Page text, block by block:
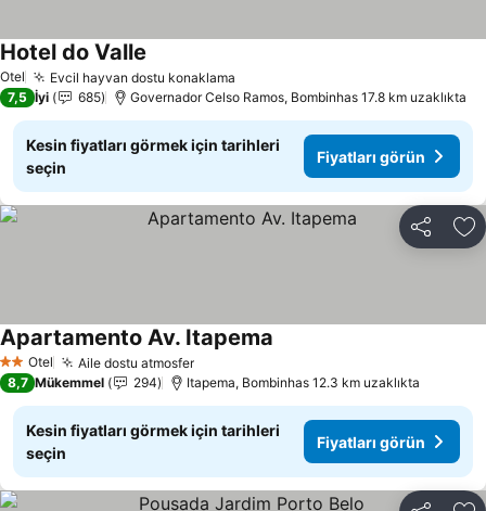
Otel Evcil hayvan dostu konaklama
Hotel do Valle
7,5 İyi 685 Governador Celso Ramos, Bombinhas 17.8 km uzaklıkta
Kesin fiyatları görmek için tarihleri
seçin
Fiyatları görün
Paylaş
2 Yıldız
Otel Aile dostu atmosferFiyatları görün
Apartamento Av. Itapema
8,7 Mükemmel 294 Itapema, Bombinhas 12.3 km uzaklıkta
Kesin fiyatları görmek için tarihleri
seçin
Fiyatları görün